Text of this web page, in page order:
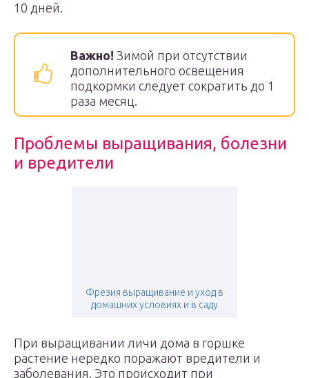
10 дней.
Важно! Зимой при отсутствии
дополнительного освещения
подкормки следует сократить до 1
раза месяц.
Проблемы выращивания, болезни
и вредители
Фрезия выращивание и уход в
домашних условиях и в саду
При выращивании личи дома в горшке
растение нередко поражают вредители и
заболевания. Это происходит при